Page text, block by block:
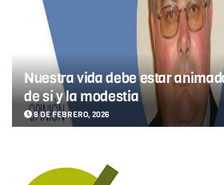
Nuestra vida debe estar
de sí y la modestia
8 DE FEBRERO, 2026